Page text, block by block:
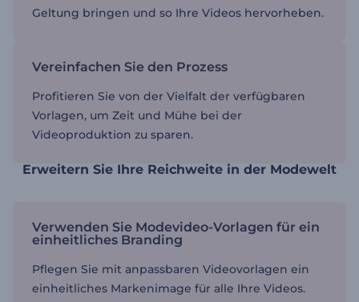
Geltung bringen und so Ihre Videos hervorheben.
Vereinfachen Sie den Prozess
Profitieren Sie von der Vielfalt der verfügbaren
Vorlagen, um Zeit und Mühe bei der
Videoproduktion zu sparen.
Erweitern Sie Ihre Reichweite in der Modewelt
Verwenden Sie Modevideo-Vorlagen für ein
einheitliches Branding
Pflegen Sie mit anpassbaren Videovorlagen ein
einheitliches Markenimage für alle Ihre Videos.